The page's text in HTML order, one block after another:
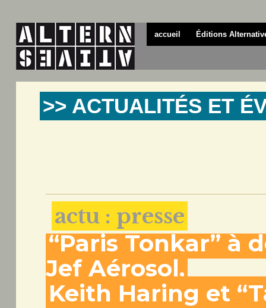
accueil Éditions
>> ACTUALITÉS ET
actu : presse
“Paris Tonkar” à
Jef Aérosol,
Keith Haring et